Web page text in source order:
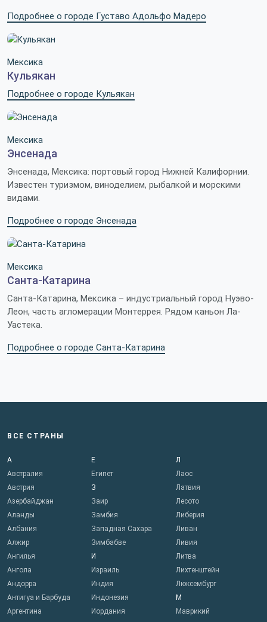
Подробнее о городе Густаво Адольфо Мадеро
Мексика
Кульякан
Подробнее о городе Кульякан
Мексика
Энсенада
Энсенада, Мексика: портовый город Нижней Калифорнии.
Известен туризмом, виноделием, рыбалкой и морскими
видами.
Подробнее о городе Энсенада
Мексика
Санта-Катарина
Санта-Катарина, Мексика – индустриальный город Нуэво-
Леон, часть агломерации Монтеррея. Рядом каньон Ла-
Уастека.
Подробнее о городе Санта-Катарина
ВСЕ СТРАНЫ
А
Австралия
Австрия
Азербайджан
Аланды
Албания
Алжир
Ангилья
Ангола
Андорра
Антигуа и Барбуда
Аргентина
Е
Египет
З
Заир
Замбия
Западная Сахара
Зимбабве
И
Израиль
Индия
Индонезия
Иордания
Л
Лаос
Латвия
Лесото
Либерия
Ливан
Ливия
Литва
Лихтенштейн
Люксембург
М
Маврикий